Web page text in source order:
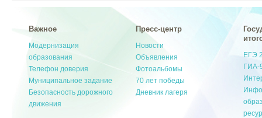
Важное
Модернизация
образования
Телефон доверия
Муниципальное задание
Безопасность дорожного
движения
Пресс-центр
Новости
Объявления
Фотоальбомы
70 лет победы
Дневник лагеря
ЕГЭ
ГИА-